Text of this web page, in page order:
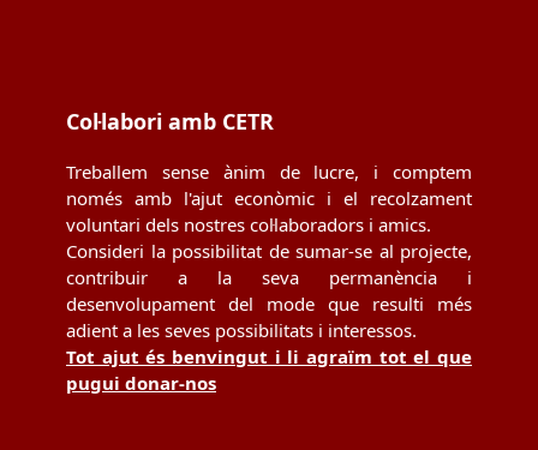
Col·labori amb CETR
Treballem sense ànim de lucre, i comptem
només amb l'ajut econòmic i el recolzament
voluntari dels nostres col·laboradors i amics.
Consideri la possibilitat de sumar-se al projecte,
contribuir a la seva permanència i
desenvolupament del mode que resulti més
adient a les seves possibilitats i interessos.
Tot ajut és benvingut i li agraïm tot el que
pugui donar-nos